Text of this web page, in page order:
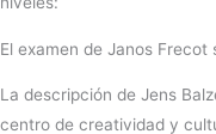
El examen de Janos
La descripción de Jens
centro de creatividad y